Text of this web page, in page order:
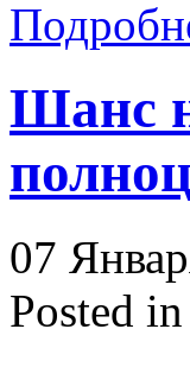
Шанс
07
Posted in